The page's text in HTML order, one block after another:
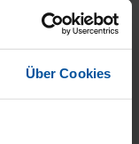
Über Cookies
its own coating
and food
system (LGA